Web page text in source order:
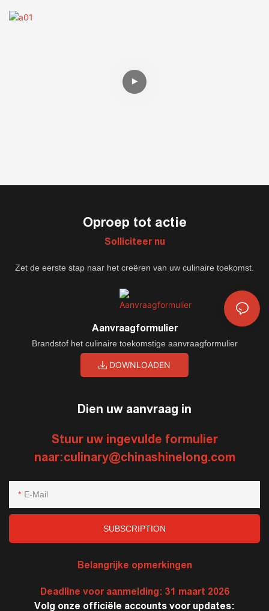
Oproep tot actie
Solliciteer nu
Zet de eerste stap naar het creëren van uw culinaire toekomst.
Aanvraagformulier
Brandstof het culinaire toekomstige aanvraagformulier
DOWNLOADEN
Dien uw aanvraag in
Stuur uw ingevulde formulier
naar:culinary@chinashinelong.com
E-Mail
SUBSCRIPTION
Belangrijke opmerkingen
Deadline voor aanmelding: 31 maart 2026
Volg onze officiële accounts voor updates: